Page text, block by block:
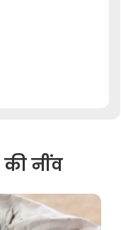
नींव